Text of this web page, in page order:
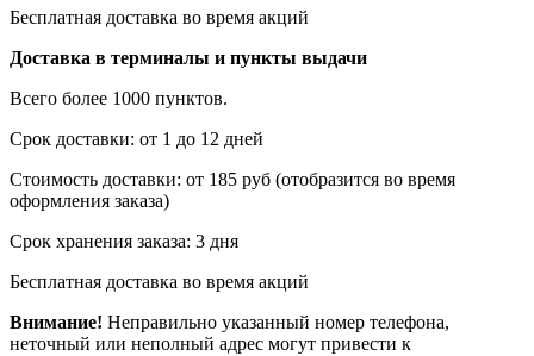
Бесплатная доставка во время акций
Доставка в терминалы и пункты выдачи
Всего более 1000 пунктов.
Срок доставки: от 1 до 12 дней
Стоимость доставки: от 185 руб (отобразится во время
оформления заказа)
Срок хранения заказа: 3 дня
Бесплатная доставка во время акций
Внимание! Неправильно указанный номер телефона,
неточный или неполный адрес могут привести к